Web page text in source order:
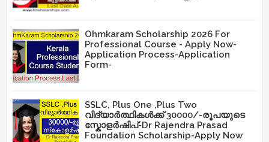
Ohmkaram Scholarship 2026 For
Professional Course - Apply Now-
Application Process-Application
Form-
SSLC, Plus One ,Plus Two
വിദ്യാർത്ഥികൾക്ക് 30000/-രൂപയുടെ
സ്കോളർഷിപ്-Dr Rajendra Prasad
Foundation Scholarship-Apply Now